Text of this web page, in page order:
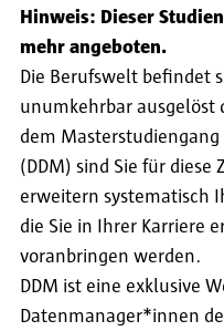
Hinweis: Dieser
mehr angeboten.
Die Berufswelt befindet
unumkehrbar ausgelöst
dem
(DDM) sind Sie für
erweitern systematisch
die Sie in Ihrer Karriere
voranbringen werden.
DDM ist eine exklusive
Datenmanager*innen